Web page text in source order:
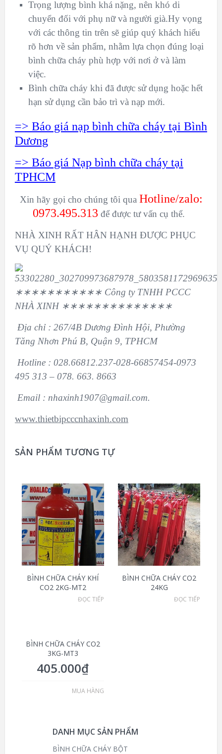
Trọng lượng bình khá nặng, nên khó di
chuyển đối với phụ nữ và người già.Hy vọng
với các thông tin trên sẽ giúp quý khách hiểu
rõ hơn về sản phẩm, nhằm lựa chọn đúng loại
bình chữa cháy phù hợp với nơi ở và làm
việc.
Bình chữa cháy khi đã được sử dụng hoặc hết
hạn sử dụng cần bảo trì và nạp mới.
=> Báo giá nạp bình chữa cháy tại Bình
Dương
=> Báo giá Nạp bình chữa cháy tại
TPHCM
Xin hãy gọi cho chúng tôi qua Hotline/zalo:
0973.495.313 để được tư vấn cụ thể.
NHÀ XINH RẤT HÂN HẠNH ĐƯỢC PHỤC
VỤ QUÝ KHÁCH!
∗∗∗∗∗∗∗∗∗∗∗ Công ty TNHH PCCC
NHÀ XINH ∗∗∗∗∗∗∗∗∗∗∗∗∗∗
Địa chỉ : 267/4B Dương Đình Hội, Phường
Tăng Nhơn Phú B, Quận 9, TPHCM
Hotline : 028.66812.237-028-66857454-0973
495 313 – 078. 663. 8663
Email : nhaxinh1907@gmail.com.
www.thietbipcccnhaxinh.com
SẢN PHẨM TƯƠNG TỰ
BÌNH CHỮA CHÁY KHÍ
CO2 2KG-MT2
ĐỌC TIẾP
BÌNH CHỮA CHÁY CO2
24KG
ĐỌC TIẾP
BÌNH CHỮA CHÁY CO2
3KG-MT3
405.000₫
MUA HÀNG
DANH MỤC SẢN PHẨM
BÌNH CHỮA CHÁY BỘT